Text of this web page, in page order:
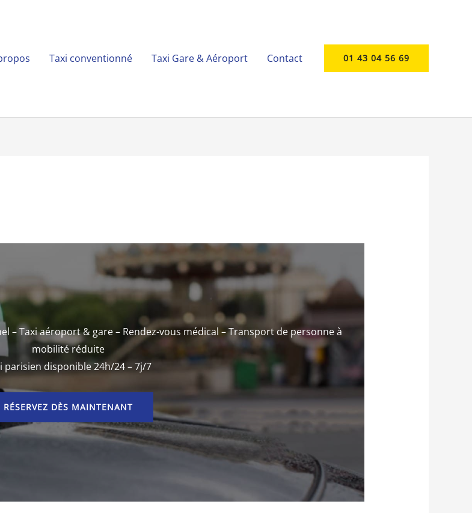
Taxi conventionné Taxi Gare & Aéroport Contact 01 43 04 56 69
– Taxi aéroport & gare – Rendez-vous médical – Transport de personne à
mobilité réduite
parisien disponible 24h/24 – 7j/7
RÉSERVEZ DÈS MAINTENANT